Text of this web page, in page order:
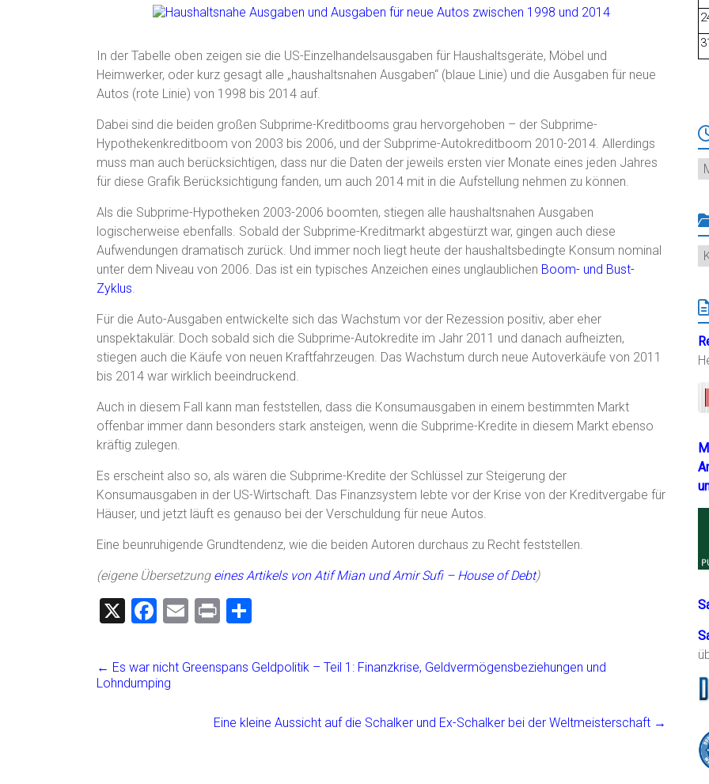
In der Tabelle oben zeigen sie die US-Einzelhandelsausgaben für Haushaltsgeräte, Möbel und
Heimwerker, oder kurz gesagt alle „haushaltsnahen Ausgaben“ (blaue Linie) und die Ausgaben für neue
Autos (rote Linie) von 1998 bis 2014 auf.
Dabei sind die beiden großen Subprime-Kreditbooms grau hervorgehoben – der Subprime-
Hypothekenkreditboom von 2003 bis 2006, und der Subprime-Autokreditboom 2010-2014. Allerdings
muss man auch berücksichtigen, dass nur die Daten der jeweils ersten vier Monate eines jeden Jahres
für diese Grafik Berücksichtigung fanden, um auch 2014 mit in die Aufstellung nehmen zu können.
Als die Subprime-Hypotheken 2003-2006 boomten, stiegen alle haushaltsnahen Ausgaben
logischerweise ebenfalls. Sobald der Subprime-Kreditmarkt abgestürzt war, gingen auch diese
Aufwendungen dramatisch zurück. Und immer noch liegt heute der haushaltsbedingte Konsum nominal
unter dem Niveau von 2006. Das ist ein typisches Anzeichen eines unglaublichen Boom- und Bust-
Zyklus
Für die Auto-Ausgaben entwickelte sich das Wachstum vor der Rezession positiv, aber eher
unspektakulär. Doch sobald sich die Subprime-Autokredite im Jahr 2011 und danach aufheizten,
stiegen auch die Käufe von neuen Kraftfahrzeugen. Das Wachstum durch neue Autoverkäufe von 2011
bis 2014 war wirklich beeindruckend.
Auch in diesem Fall kann man feststellen, dass die Konsumausgaben in einem bestimmten Markt
offenbar immer dann besonders stark ansteigen, wenn die Subprime-Kredite in diesem Markt ebenso
kräftig zulegen.
Es erscheint also so, als wären die Subprime-Kredite der Schlüssel zur Steigerung der
Konsumausgaben in der US-Wirtschaft. Das Finanzsystem lebte vor der Krise von der Kreditvergabe für
Häuser, und jetzt läuft es genauso bei der Verschuldung für neue Autos.
Eine beunruhigende Grundtendenz, wie die beiden Autoren durchaus zu Recht feststellen.
(eigene Übersetzung eines Artikels von Atif Mian und Amir Sufi – House of Debt)
X
F
ce
b
E
ai
Pr
t
e
← Es war nicht Greenspans Geldpolitik – Teil 1: Finanzkrise, Geldvermögensbeziehungen und
Lohndumping
Eine kleine Aussicht auf die Schalker und Ex-Schalker bei der Weltmeisterschaft →